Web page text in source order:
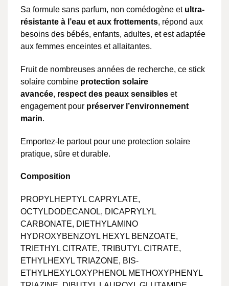
Sa formule sans parfum, non comédogène etultra-
résistante à l’eau et aux frottements, répond aux
besoins des bébés, enfants, adultes, et est adaptée
aux femmes enceintes et allaitantes.
Fruit de nombreuses années de recherche, ce stick
solaire combine protection solaire
avancée, respect des peaux sensibles et
engagement pour préserver l’environnement
marin.
Emportez-le partout pour une protection solaire
pratique, sûre et durable.
Composition
PROPYLHEPTYL CAPRYLATE,
OCTYLDODECANOL, DICAPRYLYL
CARBONATE, DIETHYLAMINO
HYDROXYBENZOYL HEXYL BENZOATE,
TRIETHYL CITRATE, TRIBUTYL CITRATE,
ETHYLHEXYL TRIAZONE, BIS-
ETHYLHEXYLOXYPHENOL METHOXYPHENYL